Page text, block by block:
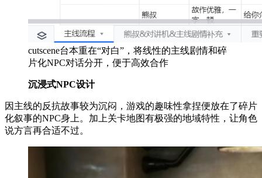
cutscene台本重在“对白”，将线性的主线剧情和碎
片化NPC对话分开，便于高效合作
沉浸式NPC设计
因主线的反抗故事较为沉闷，游戏的趣味性拿捏便放在了碎片
化叙事的NPC身上。加上关卡地图有极强的地域特性，让角色
说方言再合适不过。